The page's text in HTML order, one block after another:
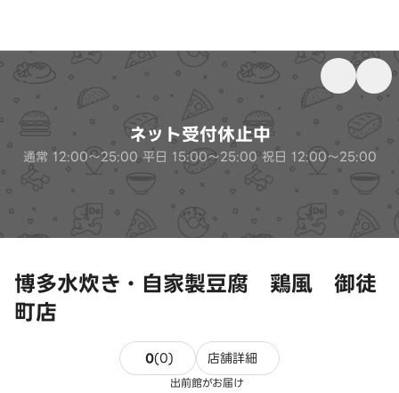
博多水炊き・自家製豆腐 鶏風 御徒
町店
ネット受付休止中
通常 12:00～25:00 平日 15:00～25:00 祝日 12:00～25:00
0(0) 0件のレビュー
店舗詳細
出前館がお届け